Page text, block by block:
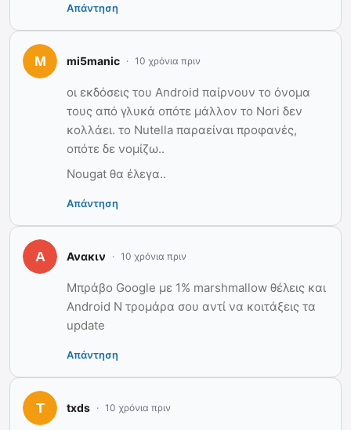
Απάντηση
mi5manic 10 χρόνια πριν
οι εκδόσεις του Android παίρνουν το όνομα
τους από γλυκά οπότε μάλλον το Nori δεν
κολλάει. το Nutella παραείναι προφανές,
οπότε δε νομίζω..
Nougat θα έλεγα..
Απάντηση
Ανακιν 10 χρόνια πριν
Μπράβο Google με 1% marshmallow θέλεις και
Android N τρομάρα σου αντί να κοιτάξεις τα
update
Απάντηση
txds 10 χρόνια πριν